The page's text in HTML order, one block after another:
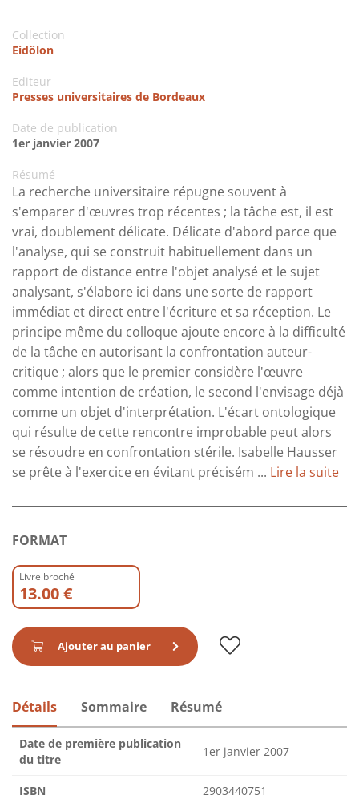
Collection
Eidôlon
Editeur
Presses universitaires de Bordeaux
Date de publication
1er janvier 2007
Résumé
La recherche universitaire répugne souvent à
s'emparer d'œuvres trop récentes ; la tâche est, il est
vrai, doublement délicate. Délicate d'abord parce que
l'analyse, qui se construit habituellement dans un
rapport de distance entre l'objet analysé et le sujet
analysant, s'élabore ici dans une sorte de rapport
immédiat et direct entre l'écriture et sa réception. Le
principe même du colloque ajoute encore à la difficulté
de la tâche en autorisant la confrontation auteur-
critique ; alors que le premier considère l'œuvre
comme intention de création, le second l'envisage déjà
comme un objet d'interprétation. L'écart ontologique
qui résulte de cette rencontre improbable peut alors
se résoudre en confrontation stérile. Isabelle Hausser
se prête à l'exercice en évitant précisém ... Lire la suite
FORMAT
Livre broché
13.00 €
Ajouter au panier
Détails Sommaire Résumé
Date de première publication
du titre
1er janvier 2007
ISBN 2903440751